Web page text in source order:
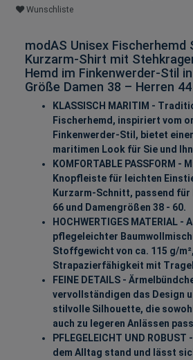
Wunschliste
modAS Unisex Fischerhemd
Kurzarm-Shirt mit
Hemd im Finkenwerder-Stil
Größe Damen 38 – Herren 44
KLASSISCH MARITIM -
Fischerhemd, inspiriert vom
Finkenwerder-Stil, bietet
maritimen Look für Sie und
KOMFORTABLE PASSFORM -
Knopfleiste für leichten
Kurzarm-Schnitt, passend für
66 und Damengrößen 38 - 60.
HOCHWERTIGES MATERIAL -
pflegeleichter
Stoffgewicht von ca. 115 g/
Strapazierfähigkeit mit
FEINE DETAILS -
vervollständigen das Design
stilvolle Silhouette, die
auch zu legeren Anlässen
PFLEGELEICHT UND
dem Alltag stand und lässt